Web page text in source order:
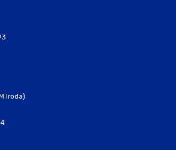
Iroda)